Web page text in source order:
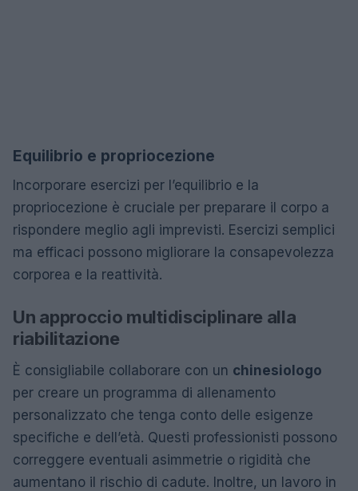
Equilibrio e propriocezione
Incorporare esercizi per l’equilibrio e la
propriocezione è cruciale per preparare il corpo a
rispondere meglio agli imprevisti. Esercizi semplici
ma efficaci possono migliorare la consapevolezza
corporea e la reattività.
Un approccio multidisciplinare alla
riabilitazione
È consigliabile collaborare con un chinesiologo
per creare un programma di allenamento
personalizzato che tenga conto delle esigenze
specifiche e dell’età. Questi professionisti possono
correggere eventuali asimmetrie o rigidità che
aumentano il rischio di cadute. Inoltre, un lavoro in